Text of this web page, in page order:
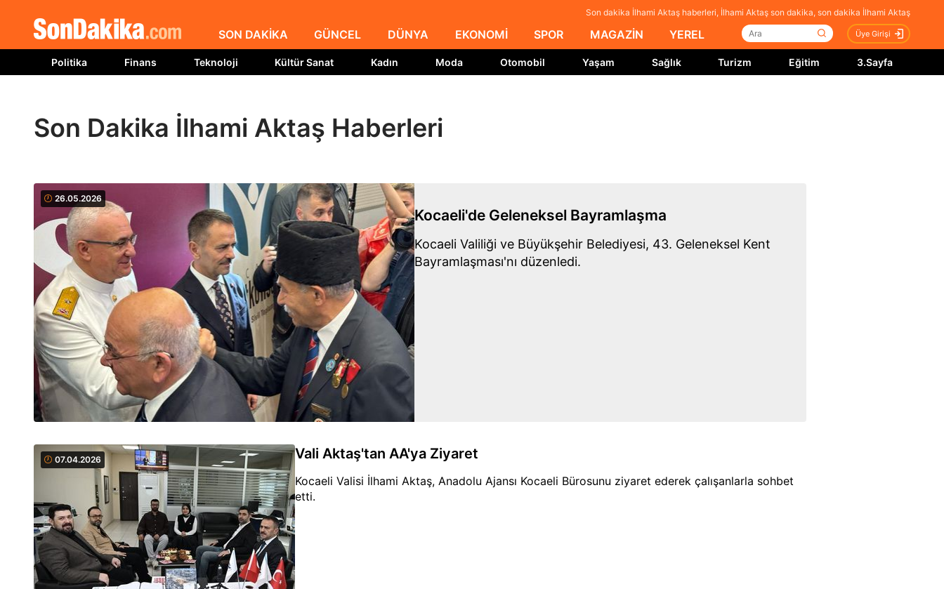
Son dakika İlhami Aktaş haberleri, İlhami Aktaş son dakika, son dakika İlhami Aktaş
SON DAKİKA GÜNCEL DÜNYA EKONOMİ SPOR MAGAZİN YEREL Üye Girişi
Politika Finans Teknoloji Kültür Sanat Kadın Moda Otomobil Yaşam Sağlık Turizm Eğitim 3.Sayfa
Son Dakika İlhami Aktaş Haberleri
26.05.2026
Kocaeli'de Geleneksel Bayramlaşma
Kocaeli Valiliği ve Büyükşehir Belediyesi, 43. Geleneksel Kent
Bayramlaşması'nı düzenledi.
07.04.2026 Vali Aktaş'tan AA'ya Ziyaret
Kocaeli Valisi İlhami Aktaş, Anadolu Ajansı Kocaeli Bürosunu ziyaret ederek çalışanlarla sohbet
etti.